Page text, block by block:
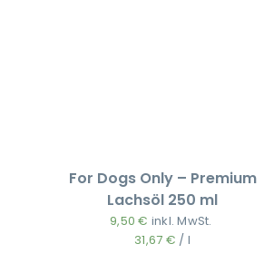
For Dogs Only – Premium
Lachsöl 250 ml
9,50€ inkl. MwSt.
31,67 € / l